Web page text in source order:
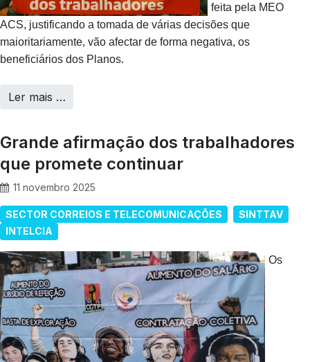
feita pela MEO
ACS, justificando a tomada de várias decisões que
maioritariamente, vão afectar de forma negativa, os
beneficiários dos Planos.
Ler mais …
Grande afirmação dos trabalhadores
que promete continuar
11 novembro 2025
SECTOR CORREIOS E TELECOMUNICAÇÕES
SINTTAV
INTELCIA
Os